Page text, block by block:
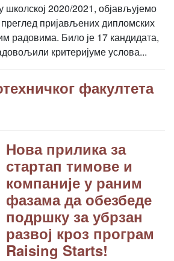
школској 2020/2021, објављујемо
пријављених дипломских
радовима. Било је 17 кандидата,
критеријуме услова...
факултета
Нова прилика за
стартап тимове и
компаније у раним
фазама да обезбеде
подршку за убрзан
развој кроз програм
Raising Starts!